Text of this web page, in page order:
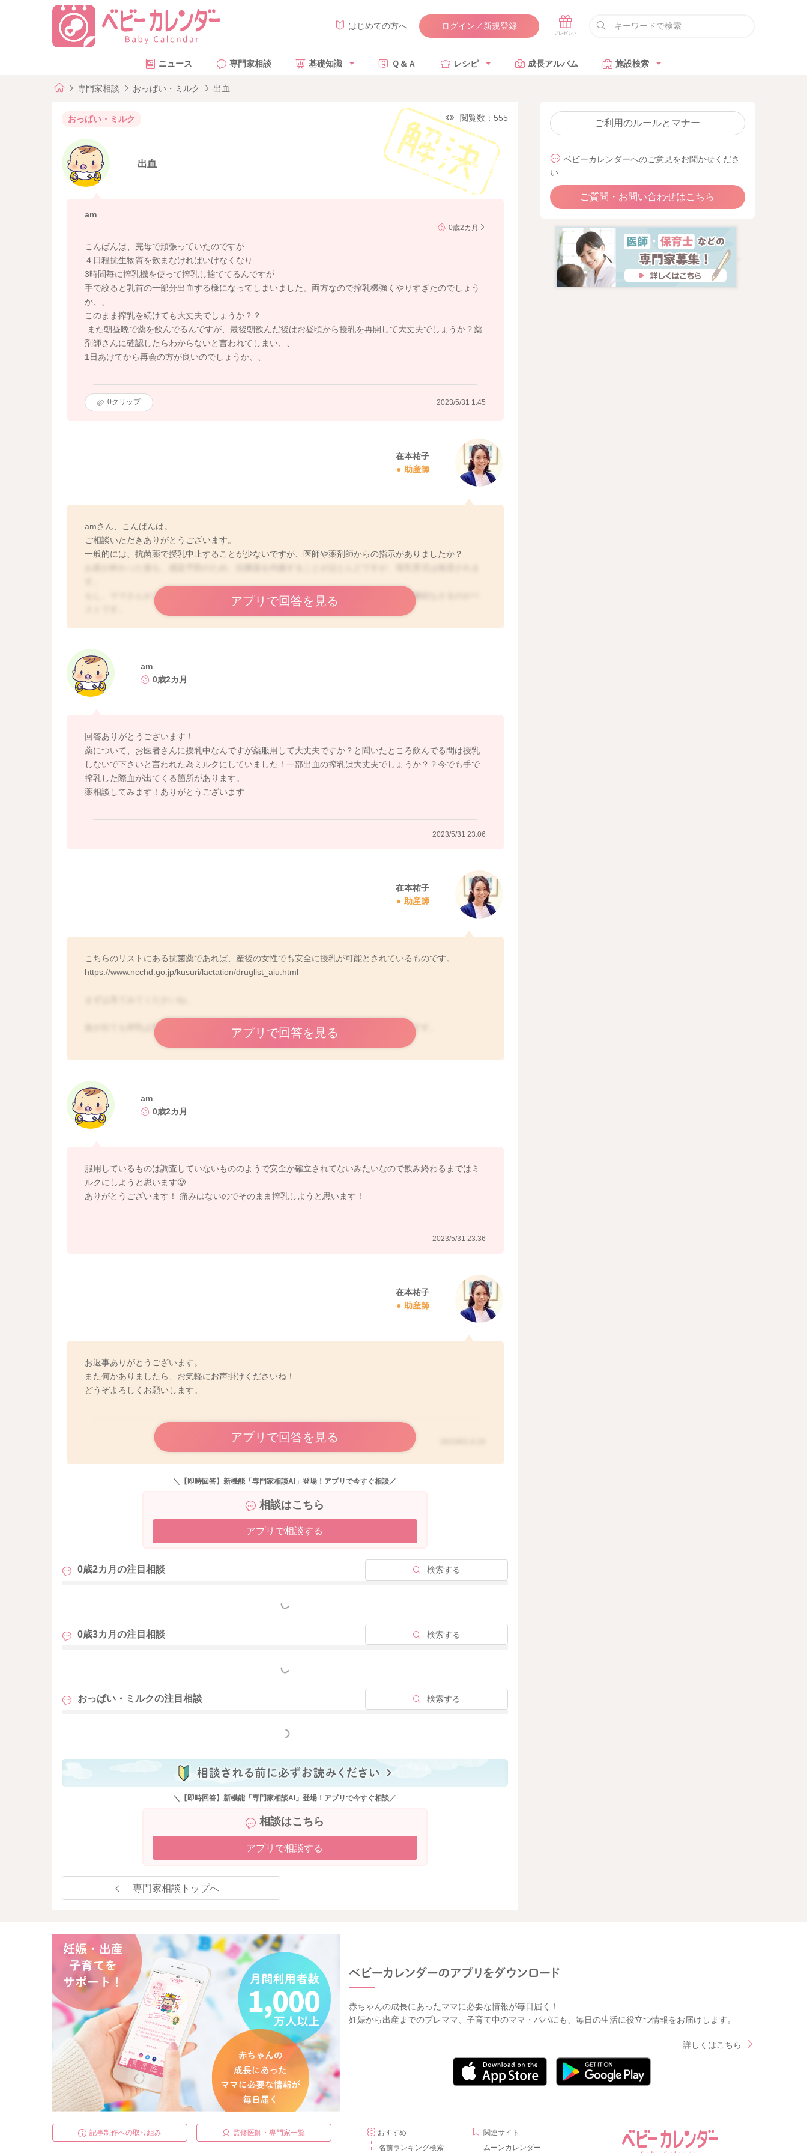
はじめての方へ ログイン／新規登録
ニュース 専門家相談 基礎知識 Ｑ＆Ａ レシピ 成長アルバム 施設検索
専門家相談 おっぱい・ミルク 出血
おっぱい・ミルク 閲覧数：555
出血
am
0歳2カ月
こんばんは、完母で頑張っていたのですが
４日程抗生物質を飲まなければいけなくなり
3時間毎に搾乳機を使って搾乳し捨ててるんですが
手で絞ると乳首の一部分出血する様になってしまいました。両方なので搾乳機強くやりすぎたのでしょう
か、、
このまま搾乳を続けても大丈夫でしょうか？？
また朝昼晩で薬を飲んでるんですが、最後朝飲んだ後はお昼頃から授乳を再開して大丈夫でしょうか？薬
剤師さんに確認したらわからないと言われてしまい、、
1日あけてから再会の方が良いのでしょうか、、
0クリップ 2023/5/31 1:45
在本祐子
助産師
amさん、こんばんは。
ご相談いただきありがとうございます。
一般的には、抗菌薬で授乳中止することが少ないですが、医師や薬剤師からの指示がありましたか？
もし、ママさんがご心配で、抗菌薬使用中は授乳を控えたい時には、今のように搾乳を継続なさるのがベ
よかったら併せてご使用くださいね。
https://www.ncchd.go.jp/kusuri/
アプリで回答を見る
am
0歳2カ月
回答ありがとうございます！
薬について、お医者さんに授乳中なんですが薬服用して大丈夫ですか？と聞いたところ飲んでる間は授乳
しないで下さいと言われた為ミルクにしていました！一部出血の搾乳は大丈夫でしょうか？？今でも手で
搾乳した際血が出てくる箇所があります。
薬相談してみます！ありがとうございます
2023/5/31 23:06
在本祐子
助産師
こちらのリストにある抗菌薬であれば、産後の女性でも安全に授乳が可能とされているものです。
https://www.ncchd.go.jp/kusuri/lactation/druglist_aiu.html
血が出ても搾乳は可能ですが、痛みなどあれば、母乳外来などで相談してもらうとよいです。
アプリで回答を見る
am
0歳2カ月
服用しているものは調査していないもののようで安全か確立されてないみたいなので飲み終わるまではミ
ルクにしようと思います🥲
ありがとうございます！ 痛みはないのでそのまま搾乳しようと思います！
2023/5/31 23:36
在本祐子
助産師
お返事ありがとうございます。
また何かありましたら、お気軽にお声掛けくださいね！
どうぞよろしくお願いします。
アプリで回答を見る
＼【即時回答】新機能「専門家相談AI」登場！アプリで今すぐ相談／
相談はこちら
アプリで相談する
0歳2カ月の注目相談 検索する
もっと見る
0歳3カ月の注目相談 検索する
もっと見る
おっぱい・ミルクの注目相談 検索する
もっと見る
＼【即時回答】新機能「専門家相談AI」登場！アプリで今すぐ相談／
相談はこちら
アプリで相談する
専門家相談トップへ
ご利用のルールとマナー
ベビーカレンダーへのご意見をお聞かせくださ
い
ご質問・お問い合わせはこちら
赤ちゃんの成長にあったママに必要な情報が毎日届く！
妊娠から出産までのプレママ、子育て中のママ・パパにも、毎日の生活に役立つ情報をお届けします。
詳しくはこちら
記事制作への取り組み 監修医師・専門家一覧
おすすめ
名前ランキング検索
関連サイト
ムーンカレンダー